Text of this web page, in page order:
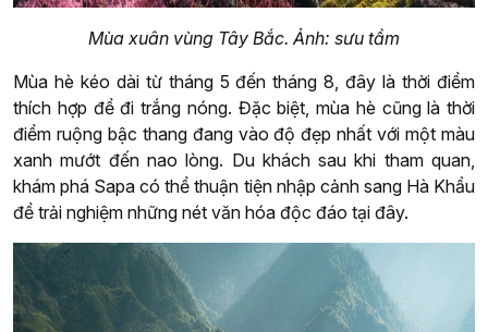
Mùa xuân vùng Tây Bắc. Ảnh: sưu tầm
Mùa hè kéo dài từ tháng 5 đến tháng 8, đây là thời điểm
thích hợp để đi trắng nóng. Đặc biệt, mùa hè cũng là thời
điểm ruộng bậc thang đang vào độ đẹp nhất với một màu
xanh mướt đến nao lòng. Du khách sau khi tham quan,
khám phá Sapa có thể thuận tiện nhập cảnh sang Hà Khẩu
để trải nghiệm những nét văn hóa độc đáo tại đây.